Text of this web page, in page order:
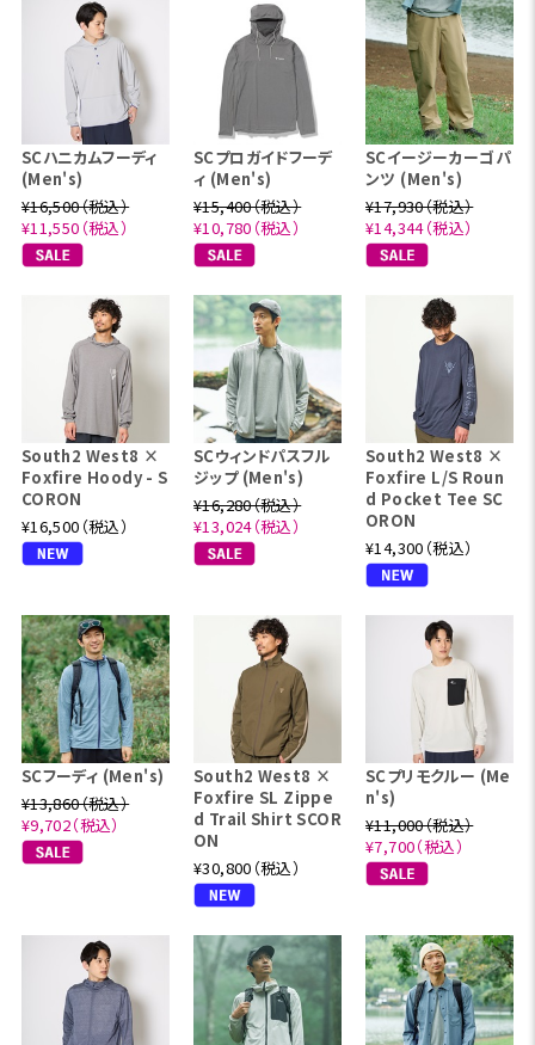
SCハニカムフーディ
(Men's)
¥16,500（税込）
¥11,550（税込）
SCプロガイドフーデ
ィ (Men's)
¥15,400（税込）
¥10,780（税込）
SCイージーカーゴパ
ンツ (Men's)
¥17,930（税込）
¥14,344（税込）
South2 West8 ×
Foxfire Hoody - S
CORON
¥16,500（税込）
SCウィンドパスフル
ジップ (Men's)
¥16,280（税込）
¥13,024（税込）
South2 West8 ×
Foxfire L/S Roun
d Pocket Tee SC
ORON
¥14,300（税込）
SCフーディ (Men's)
¥13,860（税込）
¥9,702（税込）
South2 West8 ×
Foxfire SL Zippe
d Trail Shirt SCOR
ON
¥30,800（税込）
SCプリモクルー (Me
n's)
¥11,000（税込）
¥7,700（税込）